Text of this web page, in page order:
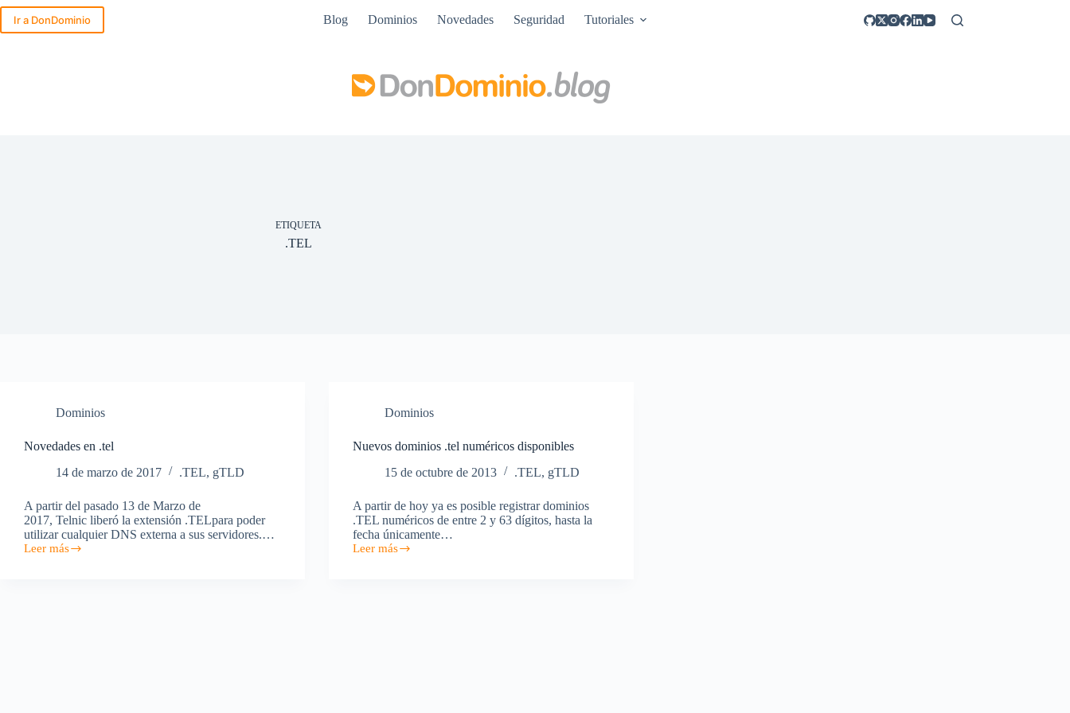
Saltar
contenido
Ir a DonDominio Blog Dominios Novedades Seguridad Tutoriales
ETIQUETA
.TEL
Dominios
Novedades en .tel
14 de marzo de 2017
.TEL, gTLD
A partir del pasado 13 de Marzo de
2017, Telnic liberó la extensión .TELpara poder
utilizar cualquier DNS externa a sus servidores.…
Leer más
Novedades
Dominios
Nuevos dominios .tel numéricos disponibles
15 de octubre de 2013
.TEL, gTLD
A partir de hoy ya es posible registrar dominios
.TEL numéricos de entre 2 y 63 dígitos, hasta la
fecha únicamente…
Leer más
Nuevos